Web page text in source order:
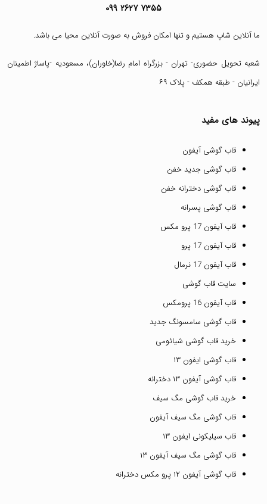
۰۹۹ ۲۶۲۷ ۷۳۵۵
ما آنلاین شاپ هستیم و تنها امکان فروش به صورت آنلاین محیا می باشد.
شعبه تحویل حضوری- تهران - بزرگراه امام رضا(خاوران)، مسعودیه -پاساژ اطمینان
ایرانیان - طبقه همکف - پلاک ۶۹
پیوند های مفید
قاب گوشی آیفون
قاب گوشی جدید خفن
قاب گوشی دخترانه خفن
قاب گوشی پسرانه
قاب آیفون 17 پرو مکس
قاب آیفون 17 پرو
قاب آیفون 17 نرمال
سایت قاب گوشی
قاب آیفون 16 پرومکس
قاب گوشی سامسونگ جدید
خرید قاب گوشی شیائومی
قاب گوشی ایفون ۱۳
قاب گوشی آیفون ۱۳ دخترانه
خرید قاب گوشی مگ سیف
قاب گوشی مگ سیف آیفون
قاب سیلیکونی ایفون ۱۳
قاب گوشی مگ سیف آیفون ۱۳
قاب گوشی آیفون ۱۲ پرو مکس دخترانه